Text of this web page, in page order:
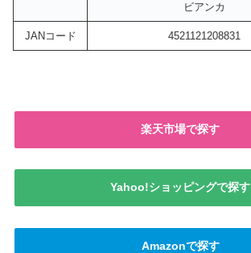
ビアンカ
JANコード 4521121208831
楽天市場で探す
Yahoo!ショッピングで探す
Amazonで探す